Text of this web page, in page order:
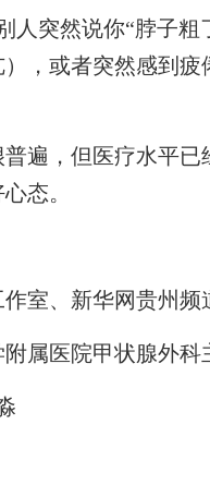
突然说你“脖子粗
，或者突然感到
，但医疗水平已
态。
室、新华网贵州频
属医院甲状腺外科